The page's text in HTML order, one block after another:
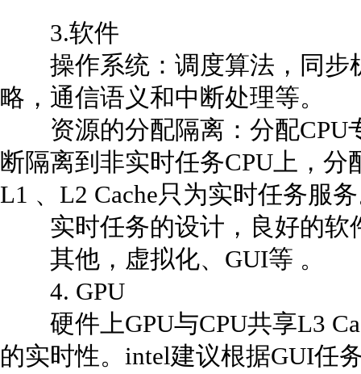
3.软件
操作系统：调度算法，同步
略，通信语义和中断处理等。
资源的分配隔离：分配CPU
断隔离到非实时任务CPU上，
L1 、L2 Cache只为实时任务服
实时任务的设计，良好的软
其他，虚拟化、GUI等 。
4. GPU
硬件上GPU与CPU共享L3
的实时性。intel建议根据GUI任